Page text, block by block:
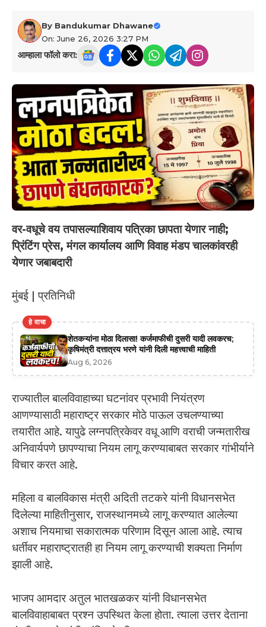
By Bandukumar Dhawane
On: June 26, 2026 3:27 PM
आम्हाला फॉलो करा:
वर-वधूचे वय तपासल्याशिवाय पत्रिका छापता येणार नाही;
प्रिंटिंग प्रेस, मंगल कार्यालय आणि विवाह मंडप चालकांवरही
येणार जबाबदारी
मुंबई | प्रतिनिधी
हे वाचा
शेतकऱ्यांना मोठा दिलासा! कर्जमाफीची दुसरी यादी लवकरच;
कृषिमंत्री दत्तात्रय भरणे यांनी दिली महत्त्वाची माहिती
Aug 6, 2026
राज्यातील बालविवाहाच्या घटनांवर प्रभावी नियंत्रण
आणण्यासाठी महाराष्ट्र सरकार मोठे पाऊल उचलण्याच्या
तयारीत आहे. यापुढे लग्नपत्रिकेवर वधू आणि वराची जन्मतारीख
अनिवार्यपणे छापण्याचा नियम लागू करण्याबाबत सरकार गांभीर्याने
विचार करत आहे.
महिला व बालविकास मंत्री अदिती तटकरे यांनी विधानसभेत
दिलेल्या माहितीनुसार, राजस्थानमध्ये लागू करण्यात आलेल्या
अशाच नियमाचा सकारात्मक परिणाम दिसून आला आहे. त्याच
धर्तीवर महाराष्ट्रातही हा नियम लागू करण्याची शक्यता निर्माण
झाली आहे.
भाजप आमदार अतुल भातखळकर यांनी विधानसभेत
बालविवाहाबाबत प्रश्न उपस्थित केला होता. त्याला उत्तर देताना